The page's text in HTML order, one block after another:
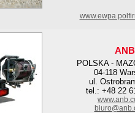
ANB
POLSKA -
04-118
ul.
tel.: +48 22